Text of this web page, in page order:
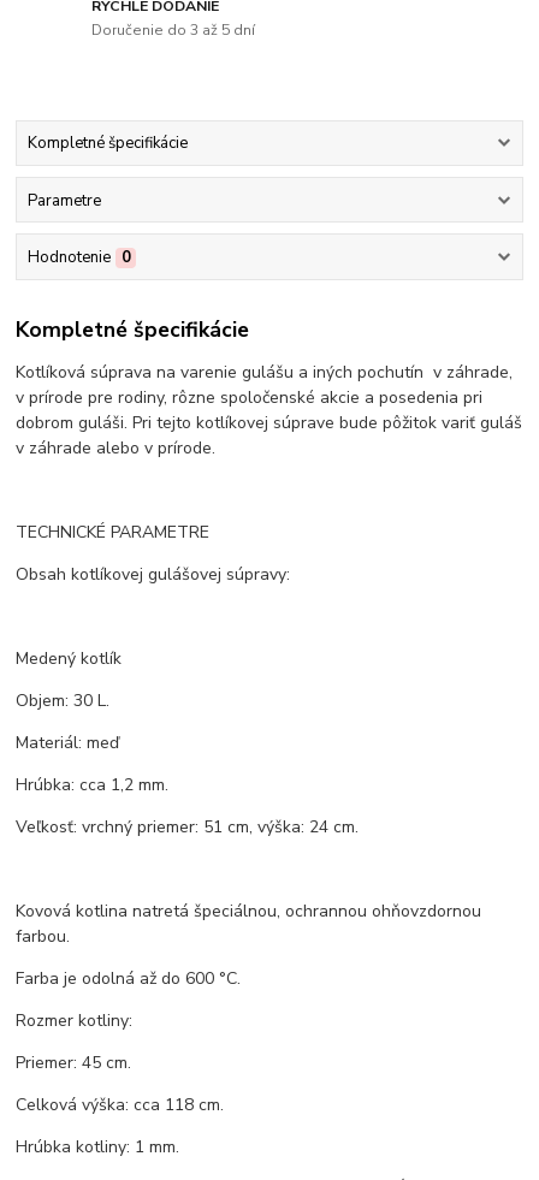
RÝCHLE DODANIE
Doručenie do 3 až 5 dní
Kompletné špecifikácie
Parametre
Hodnotenie 0
Kompletné špecifikácie
Kotlíková súprava na varenie gulášu a iných pochutín v záhrade,
v prírode pre rodiny, rôzne spoločenské akcie a posedenia pri
dobrom guláši. Pri tejto kotlíkovej súprave bude pôžitok variť guláš
v záhrade alebo v prírode.
TECHNICKÉ PARAMETRE
Obsah kotlíkovej gulášovej súpravy:
Medený kotlík
Objem: 30 L.
Materiál: meď
Hrúbka: cca 1,2 mm.
Veľkosť: vrchný priemer: 51 cm, výška: 24 cm.
Kovová kotlina natretá špeciálnou, ochrannou ohňovzdornou
farbou.
Farba je odolná až do 600 °C.
Rozmer kotliny:
Priemer: 45 cm.
Celková výška: cca 118 cm.
Hrúbka kotliny: 1 mm.